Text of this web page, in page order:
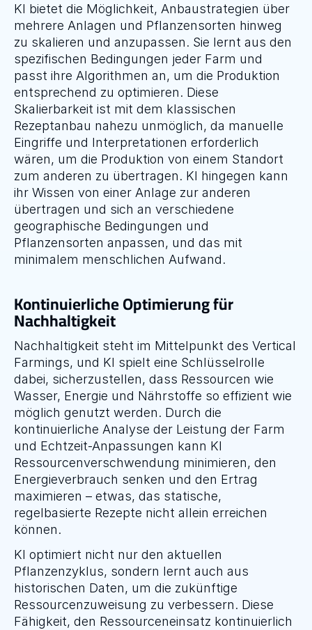
KI bietet die Möglichkeit, Anbaustrategien über
mehrere Anlagen und Pflanzensorten hinweg
zu skalieren und anzupassen. Sie lernt aus den
spezifischen Bedingungen jeder Farm und
passt ihre Algorithmen an, um die Produktion
entsprechend zu optimieren. Diese
Skalierbarkeit ist mit dem klassischen
Rezeptanbau nahezu unmöglich, da manuelle
Eingriffe und Interpretationen erforderlich
wären, um die Produktion von einem Standort
zum anderen zu übertragen. KI hingegen kann
ihr Wissen von einer Anlage zur anderen
übertragen und sich an verschiedene
geographische Bedingungen und
Pflanzensorten anpassen, und das mit
minimalem menschlichen Aufwand.
Kontinuierliche Optimierung für
Nachhaltigkeit
Nachhaltigkeit steht im Mittelpunkt des Vertical
Farmings, und KI spielt eine Schlüsselrolle
dabei, sicherzustellen, dass Ressourcen wie
Wasser, Energie und Nährstoffe so effizient wie
möglich genutzt werden. Durch die
kontinuierliche Analyse der Leistung der Farm
und Echtzeit-Anpassungen kann KI
Ressourcenverschwendung minimieren, den
Energieverbrauch senken und den Ertrag
maximieren – etwas, das statische,
regelbasierte Rezepte nicht allein erreichen
können.
KI optimiert nicht nur den aktuellen
Pflanzenzyklus, sondern lernt auch aus
historischen Daten, um die zukünftige
Ressourcenzuweisung zu verbessern. Diese
Fähigkeit, den Ressourceneinsatz kontinuierlich